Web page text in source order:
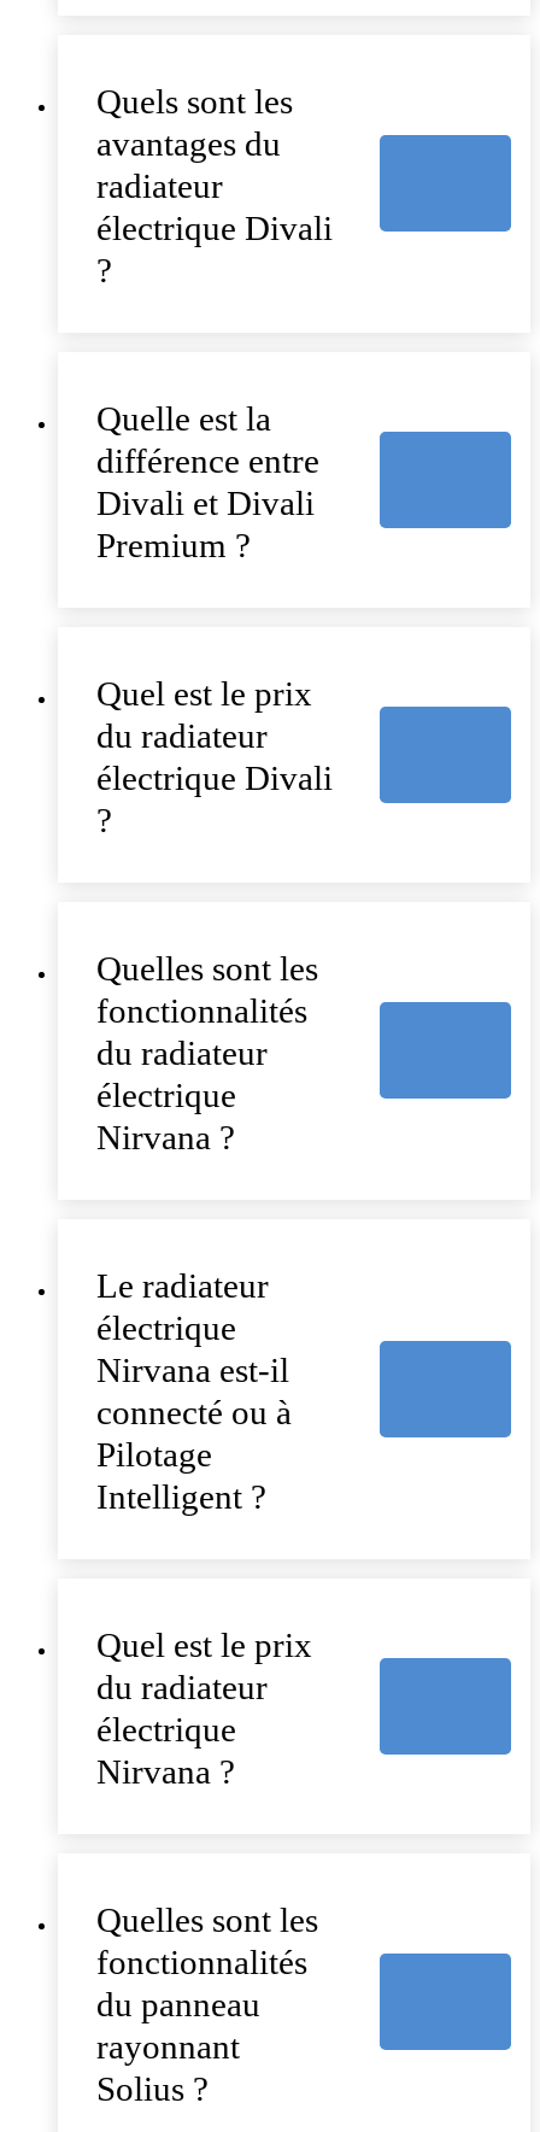
Quels sont les
avantages du
radiateur
électrique Divali
?
Quelle est la
différence entre
Divali et Divali
Premium ?
Quel est le prix
du radiateur
électrique Divali
?
Quelles sont les
fonctionnalités
du radiateur
électrique
Nirvana ?
Le radiateur
électrique
Nirvana est-il
connecté ou à
Pilotage
Intelligent ?
Quel est le prix
du radiateur
électrique
Nirvana ?
Quelles sont les
fonctionnalités
du panneau
rayonnant
Solius ?